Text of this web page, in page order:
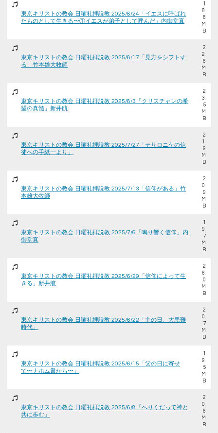
東京キリストの教会 日曜礼拝説教 2025/8/24「イエスに呼ばれ
たものとして生きる〜①イエスが弟子として呼んだ」内御堂真
1
8.
8
M
B
東京キリストの教会 日曜礼拝説教 2025/8/17「見方をシフトす
る」竹本雄大牧師
2
2.
6
M
B
東京キリストの教会 日曜礼拝説教 2025/8/3「クリスチャンの希
望の真髄」新井航
2
3.
5
M
B
東京キリストの教会 日曜礼拝説教 2025/7/27「テサロニケの信
徒への手紙一より」
2
1.
9
M
B
東京キリストの教会 日曜礼拝説教 2025/7/13「信仰がある」竹
本雄大牧師
2
0.
9
M
B
東京キリストの教会 日曜礼拝説教 2025/7/6「鳴り響く信仰」内
御堂真
1
9.
7
M
B
東京キリストの教会 日曜礼拝説教 2025/6/29「信仰によって生
きる」新井航
2
6.
0
M
B
東京キリストの教会 日曜礼拝説教 2025/6/22「主の日、大患難
時代」
2
0.
7
M
B
東京キリストの教会 日曜礼拝説教 2025/6/15「父の日に寄せ
て〜ナホム書から〜」
1
9.
5
M
B
東京キリストの教会 日曜礼拝説教 2025/6/8「へりくだって神と
共に歩む」
2
0.
6
M
B